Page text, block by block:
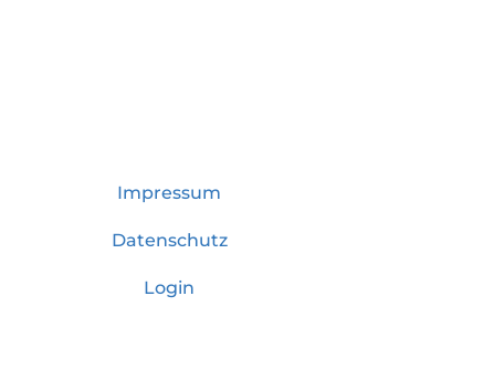
Impressum
Datenschutz
Login